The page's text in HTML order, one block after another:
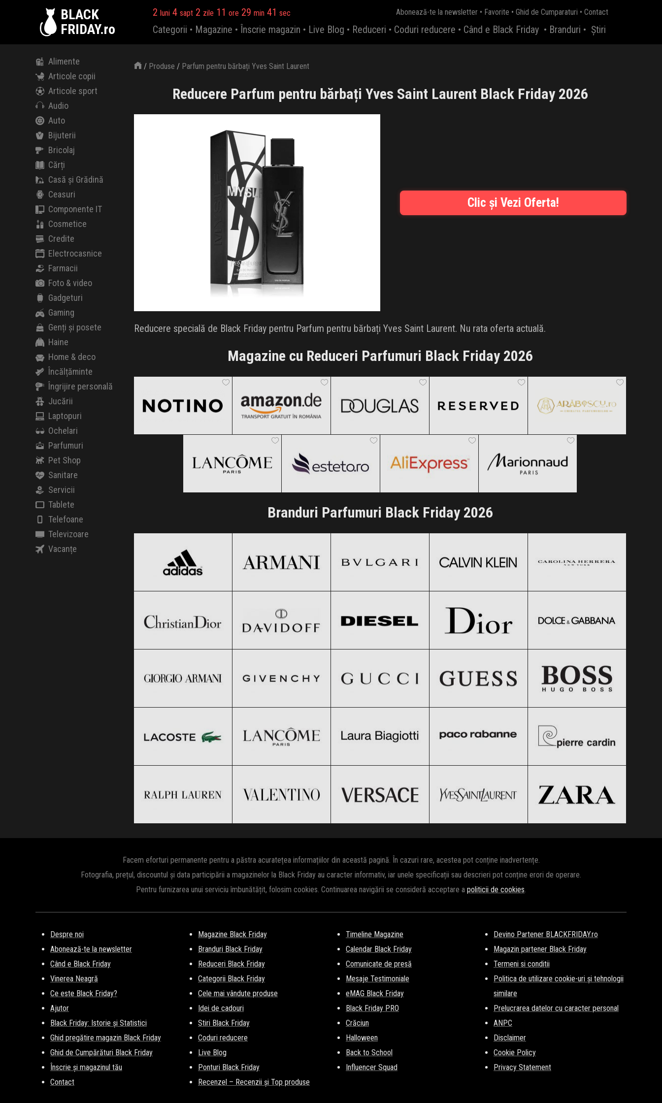
BLACK
FRIDAY.ro
2 luni 4 sapt 2 zile 11 ore 29 min 41 sec Abonează-te la newsletter • Favorite • Ghid de Cumparaturi • Contact
Categorii • Magazine • Înscrie magazin • Live Blog • Reduceri • Coduri reducere • Când e Black Friday • Branduri • Știri
Alimente
Articole copii
Articole sport
Audio
Auto
Bijuterii
Bricolaj
Cărți
Casă și Grădină
Ceasuri
Componente IT
Cosmetice
Credite
Electrocasnice
Farmacii
Foto & video
Gadgeturi
Gaming
Genți și posete
Haine
Home & deco
Încălțăminte
Îngrijire personală
Jucării
Laptopuri
Ochelari
Parfumuri
Pet Shop
Sanitare
Servicii
Tablete
Telefoane
Televizoare
Vacanțe
/ Produse / Parfum pentru bărbați Yves Saint Laurent
Reducere Parfum pentru bărbați Yves Saint Laurent Black Friday 2026
Clic și Vezi Oferta!
Reducere specială de Black Friday pentru Parfum pentru bărbați Yves Saint Laurent. Nu rata oferta actuală.
Magazine cu Reduceri Parfumuri Black Friday 2026
Clic și Vezi Ofertele! Clic și Vezi Ofertele! Clic și Vezi Ofertele! Clic și Vezi Ofertele! Clic și Vezi Ofertele!
Clic și Vezi Ofertele! Clic și Vezi Ofertele! Clic și Vezi Ofertele! Clic și Vezi Ofertele!
Branduri Parfumuri Black Friday 2026
Clic și Vezi Ofertele! Clic și Vezi Ofertele! Clic și Vezi Ofertele! Clic și Vezi Ofertele! Clic și Vezi Ofertele!
Clic și Vezi Ofertele! Clic și Vezi Ofertele! Clic și Vezi Ofertele! Clic și Vezi Ofertele! Clic și Vezi Ofertele!
Clic și Vezi Ofertele! Clic și Vezi Ofertele! Clic și Vezi Ofertele! Clic și Vezi Ofertele! Clic și Vezi Ofertele!
Clic și Vezi Ofertele! Clic și Vezi Ofertele! Clic și Vezi Ofertele! Clic și Vezi Ofertele! Clic și Vezi Ofertele!
Clic și Vezi Ofertele! Clic și Vezi Ofertele! Clic și Vezi Ofertele! Clic și Vezi Ofertele! Clic și Vezi Ofertele!
Facem eforturi permanente pentru a păstra acuratețea informațiilor din această pagină. În cazuri rare, acestea pot conține inadvertențe.
Fotografia, prețul, discountul și data participării a magazinelor la Black Friday au caracter informativ, iar unele specificații sau descrieri pot conține erori de operare.
Pentru furnizarea unui serviciu îmbunătățit, folosim cookies. Continuarea navigării se consideră acceptare a politicii de cookies.
Despre noi
Abonează-te la newsletter
Când e Black Friday
Vinerea Neagră
Ce este Black Friday?
Ajutor
Black Friday: Istorie și Statistici
Ghid pregătire magazin Black Friday
Ghid de Cumpărături Black Friday
Înscrie și magazinul tău
Contact
Magazine Black Friday
Branduri Black Friday
Reduceri Black Friday
Categorii Black Friday
Cele mai vândute produse
Idei de cadouri
Stiri Black Friday
Coduri reducere
Live Blog
Ponturi Black Friday
Recenzel – Recenzii și Top produse
Timeline Magazine
Calendar Black Friday
Comunicate de presă
Mesaje Testimoniale
eMAG Black Friday
Black Friday PRO
Crăciun
Halloween
Back to School
Influencer Squad
Devino Partener BLACKFRIDAY.ro
Magazin partener Black Friday
Termeni si conditii
Politica de utilizare cookie-uri și tehnologii
similare
Prelucrarea datelor cu caracter personal
ANPC
Disclaimer
Cookie Policy
Privacy Statement